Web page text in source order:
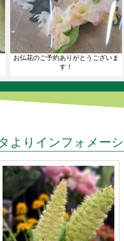
お仏花のご予約ありがとうございま
す！
よりインフォメー